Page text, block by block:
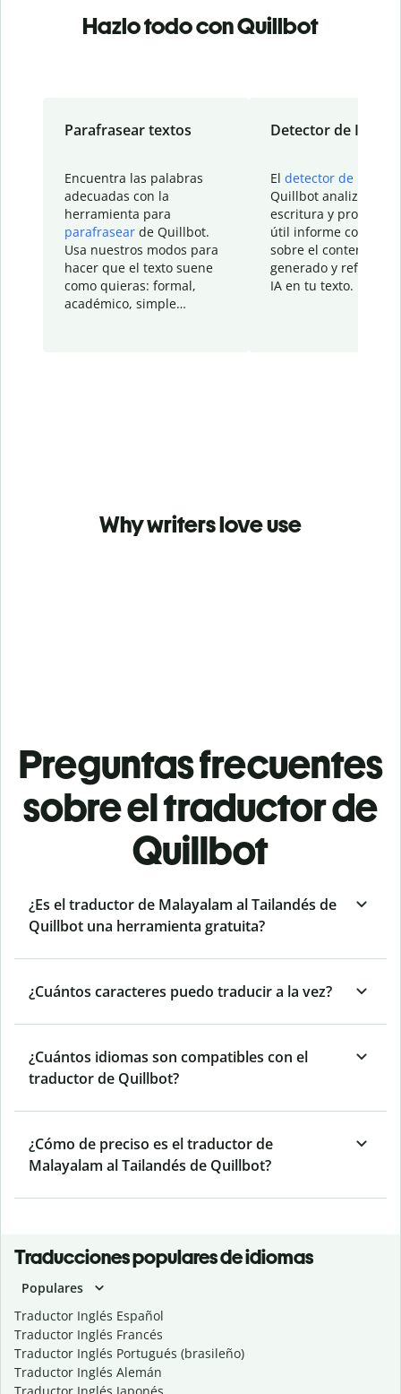
Hazlo todo con Quillbot
Parafrasear textos
Encuentra las palabras
adecuadas con la
herramienta para
parafrasear de Quillbot.
Usa nuestros modos para
hacer que el texto suene
como quieras: formal,
académico, simple…
Detector de IA
El detector de IA
Quillbot analiza tu
escritura y
útil informe con
sobre el contenido
generado y refinado
IA en tu texto.
Why writers love use
Preguntas frecuentes
sobre el traductor de
Quillbot
¿Es el traductor de Malayalam al Tailandés de
Quillbot una herramienta gratuita?
¿Cuántos caracteres puedo traducir a la vez?
¿Cuántos idiomas son compatibles con el
traductor de Quillbot?
¿Cómo de preciso es el traductor de
Malayalam al Tailandés de Quillbot?
Traducciones populares de idiomas
Populares
Traductor Inglés Español
Traductor Inglés Francés
Traductor Inglés Portugués (brasileño)
Traductor Inglés Alemán